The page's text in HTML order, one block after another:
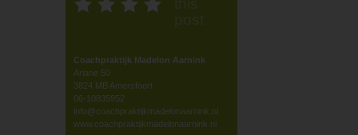
Coachpraktijk Madelon Aarnink
Ariane 50
3824 MB Amersfoort
06-10835952
info@coachpraktijkmadelonaarnink.nl
www.coachpraktijkmadelonaarnink.nl